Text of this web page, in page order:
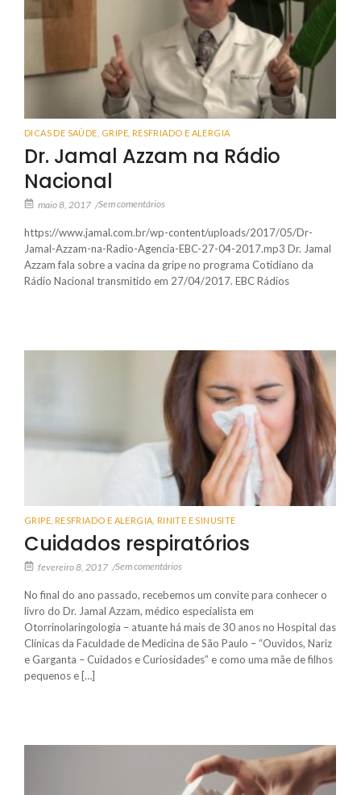
DICAS DE SAÚDE GRIPE, RESFRIADO E ALERGIA
Dr. Jamal Azzam na Rádio
Nacional
maio 8, 2017 /Sem comentários
https://www.jamal.com.br/wp-content/uploads/2017/05/Dr-
Jamal-Azzam-na-Radio-Agencia-EBC-27-04-2017.mp3 Dr. Jamal
Azzam fala sobre a vacina da gripe no programa Cotidiano da
Rádio Nacional transmitido em 27/04/2017. EBC Rádios
GRIPE, RESFRIADO E ALERGIA RINITE E SINUSITE
Cuidados respiratórios
fevereiro 8, 2017 /Sem comentários
No final do ano passado, recebemos um convite para conhecer o
livro do Dr. Jamal Azzam, médico especialista em
Otorrinolaringologia – atuante há mais de 30 anos no Hospital das
Clínicas da Faculdade de Medicina de São Paulo – “Ouvidos, Nariz
e Garganta – Cuidados e Curiosidades” e como uma mãe de filhos
pequenos e […]